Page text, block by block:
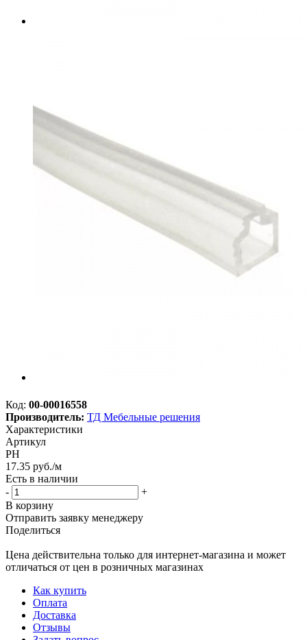
Код: 00-00016558
Производитель: ТД Мебельные решения
Характеристики
Артикул
PH
17.35 руб./м
Есть в наличии
-
+
В корзину
Отправить заявку менеджеру
Поделиться
Цена действительна только для интернет-магазина и может
отличаться от цен в розничных магазинах
Как купить
Оплата
Доставка
Отзывы